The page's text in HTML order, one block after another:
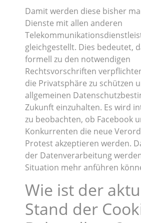
Damit werden diese bisher
Dienste mit allen anderen
gleichgestellt. Dies bedeutet,
formell zu den notwendigen
Rechtsvorschriften
die Privatsphäre zu schützen
allgemeinen
Zukunft einzuhalten. Es wird
zu beobachten, ob Facebook
Konkurrenten die neue
Protest akzeptieren werden.
der Datenverarbeitung
Situation mehr anführen
Wie ist der
Stand der